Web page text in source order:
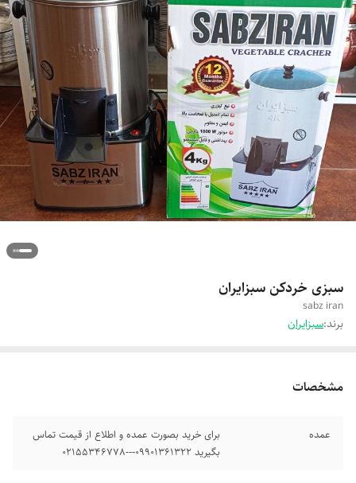
سبزی خردکن سبزایران
sabz iran
برند:سبزایران
مشخصات
عمده
برای خرید بصورت عمده و اطلاع از قیمت تماس
بگیرید 09901361322---02155346778